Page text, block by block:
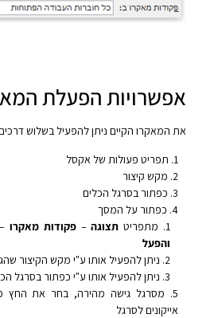
אפשרויות הפעלת
את המאקרו הקיים ניתן להפעיל בשלוש
תפריט פעולות של אקסל
מקש קיצור
כפתור בסרגל הכלים
כפתור על המסך
מתפריט תצוגה–פקודות מאקרו
והפעל
ניתן להפעיל אותו ע"י מקש הקיצור
ניתן להפעיל אותו ע"י כפתור בסרגל
מסרגל גישה מהירה, בחר את החץ
אייקונים לסרגל